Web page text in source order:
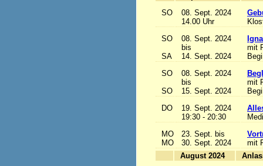
SO
08. Sept. 2024
14.00 Uhr
SO
SA
08. Sept. 2024
bis
14. Sept. 2024
mit
SO
SO
08. Sept. 2024
bis
15. Sept. 2024
mit
DO
19. Sept. 2024
19:30 - 20:30
MO
MO
23. Sept. bis
30. Sept. 2024
mit
August 2024